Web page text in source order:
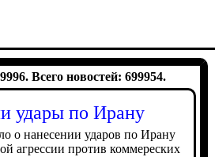
Всего новостей: 699954.
удары по Ирану
о нанесении ударов по Ирану
агрессии против коммереских